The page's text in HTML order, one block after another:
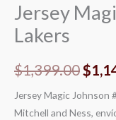
Jersey
Lakers
$1,399.00
era:
$
Jersey Magic Johnson
Mitchell and Ness,
Lakers
cantidad